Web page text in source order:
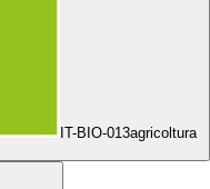
IT-BIO-013agricoltura